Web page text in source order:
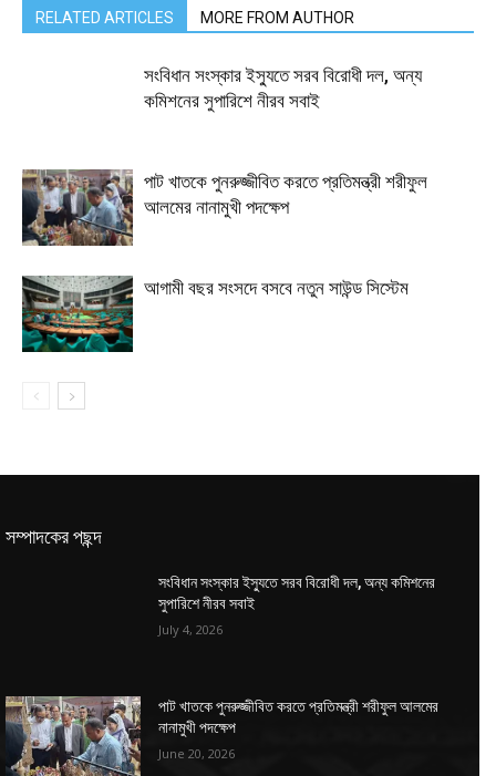
RELATED ARTICLES MORE FROM AUTHOR
সংবিধান সংস্কার ইস্যুতে সরব বিরোধী দল, অন্য
কমিশনের সুপারিশে নীরব সবাই
পাট খাতকে পুনরুজ্জীবিত করতে প্রতিমন্ত্রী শরীফুল
আলমের নানামুখী পদক্ষেপ
আগামী বছর সংসদে বসবে নতুন সাউন্ড সিস্টেম
সম্পাদকের পছন্দ
সংবিধান সংস্কার ইস্যুতে সরব বিরোধী দল, অন্য কমিশনের
সুপারিশে নীরব সবাই
July 4, 2026
পাট খাতকে পুনরুজ্জীবিত করতে প্রতিমন্ত্রী শরীফুল আলমের
নানামুখী পদক্ষেপ
June 20, 2026